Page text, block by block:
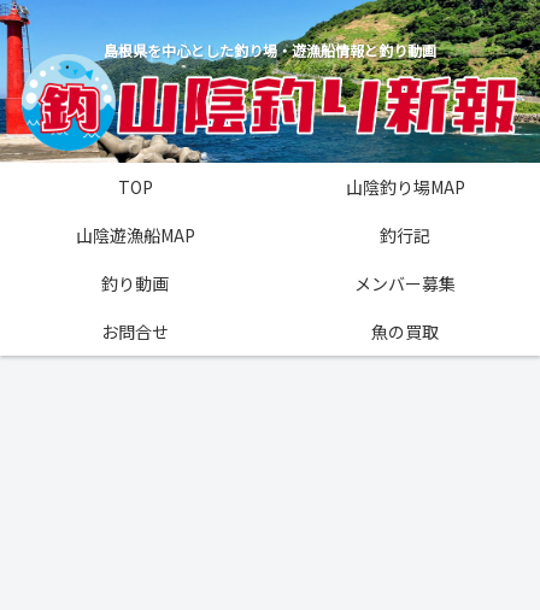
島根県を中心とした釣り場・遊漁船情報と釣り動画
TOP
山陰釣り場MAP
山陰遊漁船MAP
釣行記
釣り動画
メンバー募集
お問合せ
魚の買取